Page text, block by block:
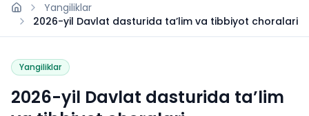
Yangiliklar
2026-yil Davlat dasturida ta’lim va tibbiyot choralari
Yangiliklar
2026-yil Davlat dasturida ta’lim